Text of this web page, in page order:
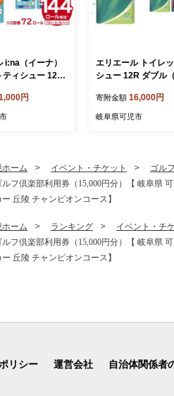
i:na（イーナ）
ティシュー 12R
ク） 【 トイレ
2倍 巻 エコ フ
阜県 可児市 】
円
エリエール トイレ
シュー 12R ダブル
ペーパー 香り付き
日用品 トイレ 新生活
寄附金額 16,000円
岐阜県可児市
ーム イベント・チケット
ゴル
ルフ倶楽部利用券（15,000円分）【 岐阜県
丘陵 チャンピオンコース】
ーム ランキング イベント・チ
ルフ倶楽部利用券（15,000円分）【 岐阜県
丘陵 チャンピオンコース】
リシー 運営会社 自治体関係者